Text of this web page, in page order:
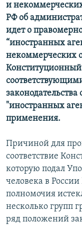
и
РФ об
идет о
“иностранных
некоммерческих
"иностранных
применения.
Причиной для
соответствие
которую подал
человека в
полномочия
несколько групп
ряд положений